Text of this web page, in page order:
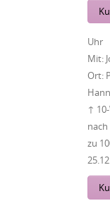
Uhr
Mit:
Ort:
↑
zu